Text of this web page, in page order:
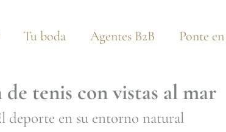
Tu boda Agentes B2B Ponte
de tenis con vistas al mar
deporte en su entorno natural